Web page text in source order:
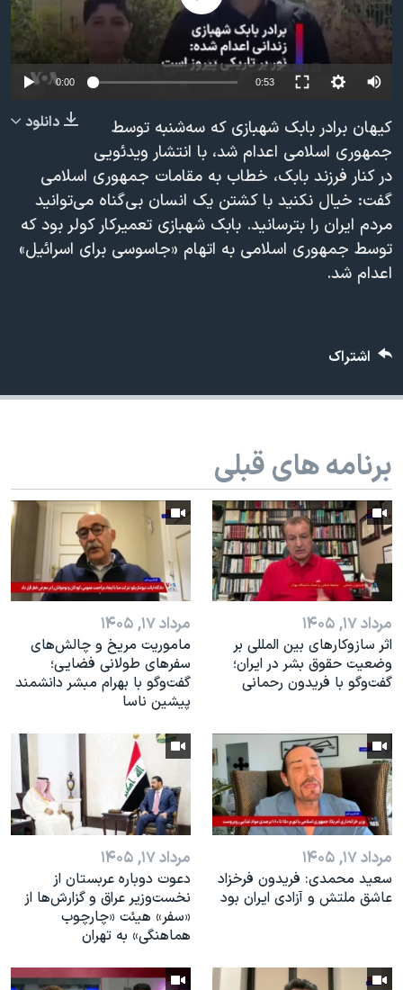
فرهنگ و زندگی
حقوق شهروندی
اقتصادی
اسرائیل در جنگ
گالری عکس
آرشیو پخش زنده
مستندها
انتخابات ریاست جمهوری آمریکا ۲۰۲۴
حمله جمهوری اسلامی به اسرائیل
ورزش زنان در ایران
اعتراضات زن، زندگی، آزادی
مجموعه مستندهای دادخواهی
تریبونال مردمی آبان ۹۸
دادگاه حمید نوری
همایش محافظه‌کاران آمریکا «سی‌پک»
صفحه‌های ویژه
سفر پرزیدنت ترامپ به چین
دنبال کنید
زبانهای مختلف
Auto
240p
360p
480p
720p
1080p
0:00 0:53
360p
480p
720p
دانلود
کیهان برادر بابک شهبازی که سه‌شنبه توسط
جمهوری اسلامی اعدام شد، با انتشار ویدئویی
در کنار فرزند بابک، خطاب به مقامات جمهوری اسلامی
گفت: خیال نکنید با کشتن یک انسان بی‌گناه می‌توانید
مردم ایران را بترسانید. بابک شهبازی تعمیرکار کولر بود که
توسط جمهوری اسلامی به اتهام «جاسوسی برای اسرائیل»
اعدام شد.
اشتراک
برنامه های قبلی
مرداد ۱۷, ۱۴۰۵
اثر ساز‌و‌کارهای بین المللی بر
وضعیت حقوق بشر در ایران؛
گفت‌وگو با فریدون رحمانی
مرداد ۱۷, ۱۴۰۵
ماموریت مریخ و چالش‌های
سفرهای طولانی فضایی؛
گفت‌وگو با بهرام مبشر دانشمند
پیشین ناسا
مرداد ۱۷, ۱۴۰۵
سعید محمدی: فریدون فرخزاد
عاشق ملتش و آزادی ایران بود
مرداد ۱۷, ۱۴۰۵
دعوت دوباره عربستان از
نخست‌وزیر عراق و گزارش‌ها از
«سفر» هیئت «چارچوب
هماهنگی» به تهران